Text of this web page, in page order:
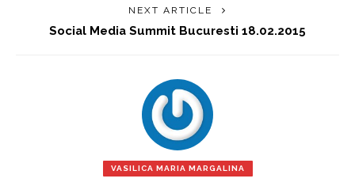
NEXT ARTICLE
Social Media Summit Bucuresti 18.02.2015
VASILICA MARIA MARGALINA